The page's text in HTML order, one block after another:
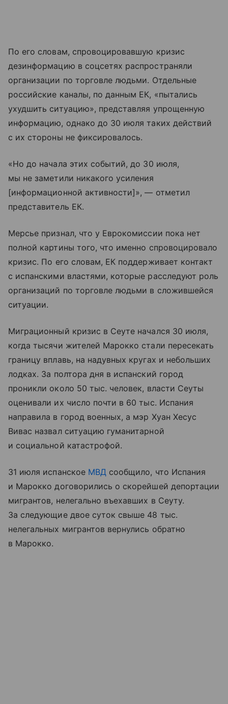
По его словам, спровоцировавшую кризис
дезинформацию в соцсетях распространяли
организации по торговле людьми. Отдельные
российские каналы, по данным ЕК, «пытались
ухудшить ситуацию», представляя упрощенную
информацию, однако до 30 июля таких действий
с их стороны не фиксировалось.
«Но до начала этих событий, до 30 июля,
мы не заметили никакого усиления
[информационной активности]», — отметил
представитель ЕК.
Мерсье признал, что у Еврокомиссии пока нет
полной картины того, что именно спровоцировало
кризис. По его словам, ЕК поддерживает контакт
с испанскими властями, которые расследуют роль
организаций по торговле людьми в сложившейся
ситуации.
Миграционный кризис в Сеуте начался 30 июля,
когда тысячи жителей Марокко стали пересекать
границу вплавь, на надувных кругах и небольших
лодках. За полтора дня в испанский город
проникли около 50 тыс. человек, власти Сеуты
оценивали их число почти в 60 тыс. Испания
направила в город военных, а мэр Хуан Хесус
Вивас назвал ситуацию гуманитарной
и социальной катастрофой.
31 июля испанское МВД сообщило, что Испания
и Марокко договорились о скорейшей депортации
мигрантов, нелегально въехавших в Сеуту.
За следующие двое суток свыше 48 тыс.
нелегальных мигрантов вернулись обратно
в Марокко.